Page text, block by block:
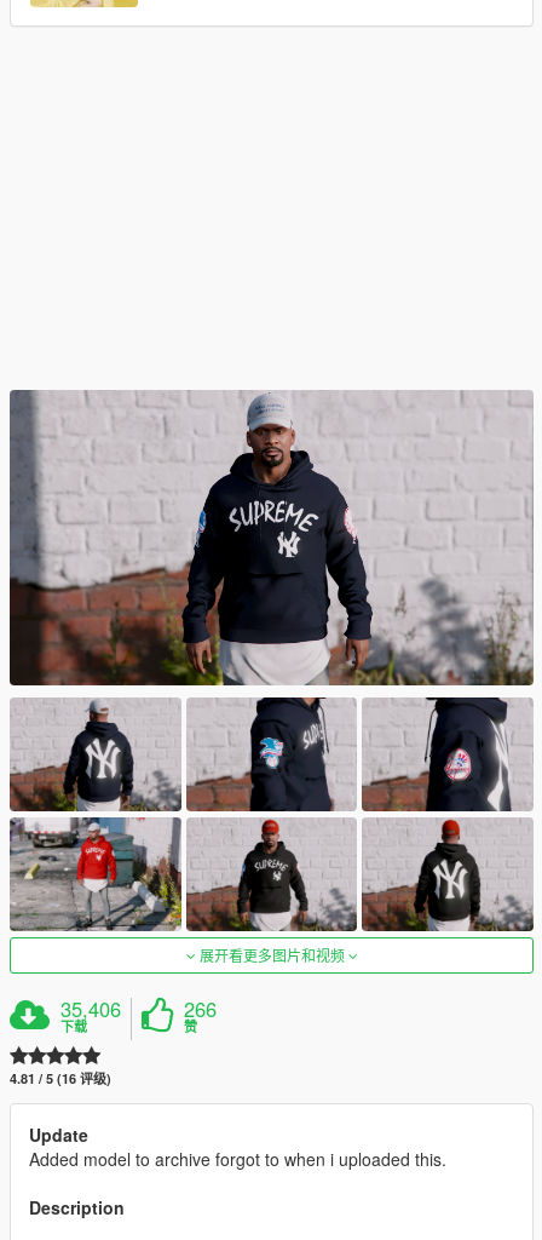
展开看更多图片和视频
35,406
下载
266
赞
4.81 / 5 (16 评级)
Update
Added model to archive forgot to when i uploaded this.
Description